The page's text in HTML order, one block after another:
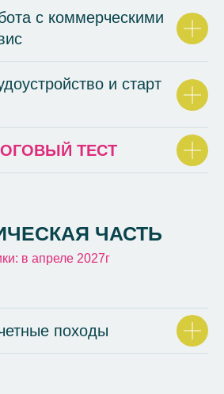
с коммерческими
и старт
ТЕСТ
ЧАСТЬ
в апреле 2027г
походы